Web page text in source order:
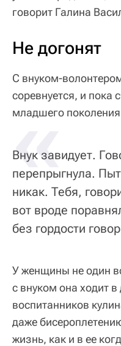
говорит Галина
Не догонят
С внуком-
соревнуется, и пока
младшего
«
Внук завидует.
перепрыгнула.
никак. Тебя,
вот вроде
без гордости
У женщины не один
с внуком она ходит в
воспитанников
даже
жизнь, как и в ее